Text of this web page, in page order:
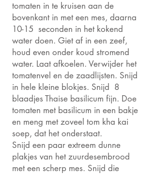
tomaten in te kruisen aan de
bovenkant in met een mes, daarna
10-15 seconden in het kokend
water doen. Giet af in een zeef,
houd even onder koud stromend
water. Laat afkoelen. Verwijder het
tomatenvel en de zaadlijsten. Snijd
in hele kleine blokjes. Snijd 8
blaadjes Thaise basilicum fijn. Doe
tomaten met basilicum in een bakje
en meng met zoveel tom kha kai
soep, dat het onderstaat.
Snijd een paar extreem dunne
plakjes van het zuurdesembrood
met een scherp mes. Snijd die